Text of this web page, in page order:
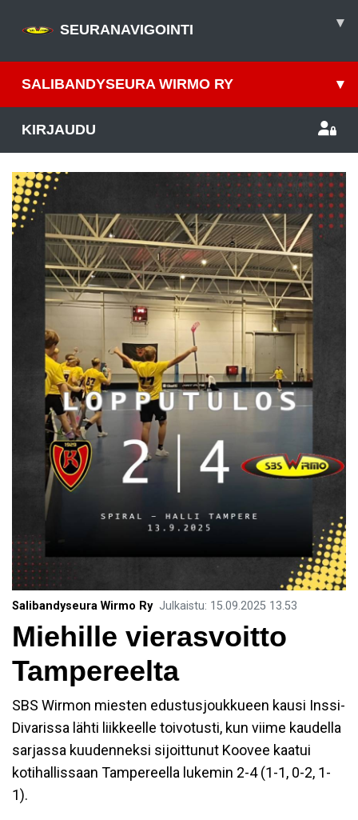
SEURANAVIGOINTI ▾
SALIBANDYSEURA WIRMO RY ▾
KIRJAUDU
Salibandyseura Wirmo Ry Julkaistu: 15.09.2025 13.53
Miehille vierasvoitto
Tampereelta
SBS Wirmon miesten edustusjoukkueen kausi Inssi-
Divarissa lähti liikkeelle toivotusti, kun viime kaudella
sarjassa kuudenneksi sijoittunut Koovee kaatui
kotihallissaan Tampereella lukemin 2-4 (1-1, 0-2, 1-
1).